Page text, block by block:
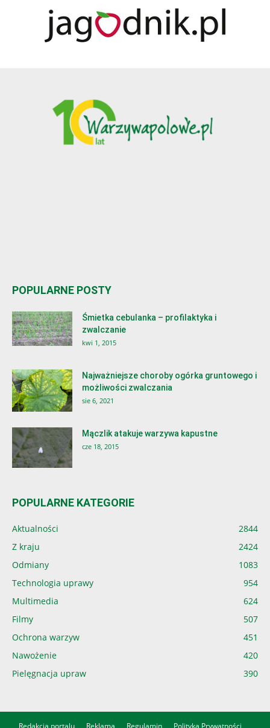
POPULARNE POSTY
Śmietka cebulanka – profilaktyka i
zwalczanie
kwi 1, 2015
Najważniejsze choroby ogórka gruntowego i
możliwości zwalczania
sie 6, 2021
Mączlik atakuje warzywa kapustne
cze 18, 2015
POPULARNE KATEGORIE
Aktualności
2844
Z kraju
2424
Odmiany
1083
Technologia uprawy
954
Multimedia
624
Filmy
507
Ochrona warzyw
451
Nawożenie
420
Pielęgnacja upraw
390
Redakcja portalu Reklama Regulamin Polityka Prywatności